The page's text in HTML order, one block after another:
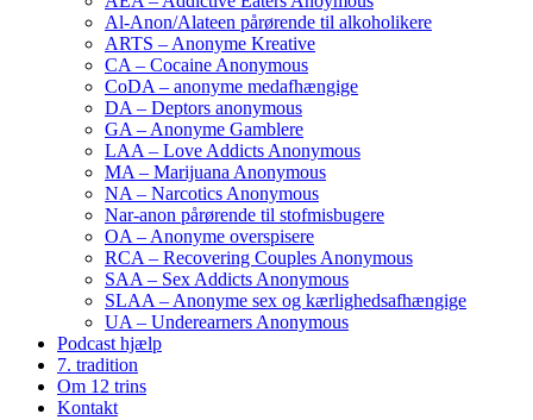
Al-Anon/Alateen pårørende til alkoholikere
ARTS – Anonyme Kreative
CA – Cocaine Anonymous
CoDA – anonyme medafhængige
DA – Deptors anonymous
GA – Anonyme Gamblere
LAA – Love Addicts Anonymous
MA – Marijuana Anonymous
NA – Narcotics Anonymous
Nar-anon pårørende til stofmisbugere
OA – Anonyme overspisere
RCA – Recovering Couples Anonymous
SAA – Sex Addicts Anonymous
SLAA – Anonyme sex og kærlighedsafhængige
UA – Underearners Anonymous
Podcast hjælp
7. tradition
Om 12 trins
Kontakt